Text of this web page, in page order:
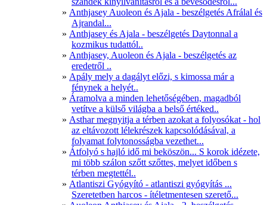
Anthjasey Auoleon és Ajala - beszélgetés Afrálal és
Ajrandal...
Anthjasey és Ajala - beszélgetés Daytonnal a
kozmikus tudattól..
Anthjasey, Auoleon és Ajala - beszélgetés az
eredetről ..
Apály mely a dagályt előzi, s kimossa már a
fénynek a helyét..
Áramolva a minden lehetőségében, magadból
vetítve a külső világba a belső értéked..
Asthar megnyitja a térben azokat a folyosókat - hol
az eltávozott lélekrészek kapcsolódásával, a
folyamat folytonosságba vezethet...
Átfolyó s hajló idő mi beköszön... S korok idézete,
mi több szálon szőtt szőttes, melyet időben s
térben megtettél..
Atlantiszi Gyógyító - atlantiszi gyógyítás ...
Szeretetben harcos - ítéletmentesen szerető...